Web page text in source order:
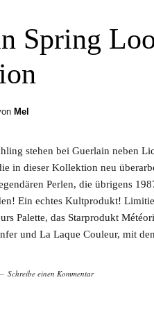
Spring
Mel
stehen bei Guerlain neben
in dieser Kollektion neu
Perlen, die übrigens
Ein echtes Kultprodukt!
Palette, das Starprodukt
und La Laque Couleur, mit
Schreibe einen Kommentar